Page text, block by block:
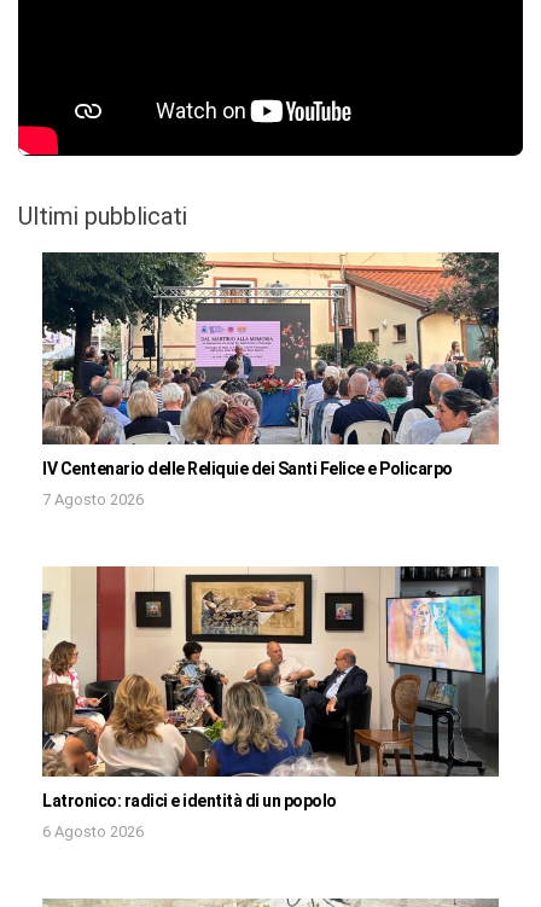
Ultimi pubblicati
IV Centenario delle Reliquie dei Santi Felice e Policarpo
7 Agosto 2026
Latronico: radici e identità di un popolo
6 Agosto 2026